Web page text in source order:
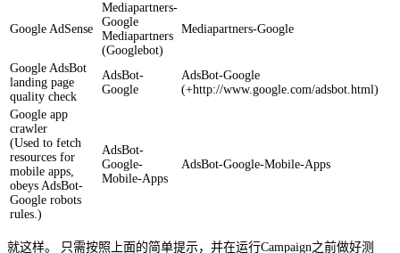
Google AdSense
Mediapartners-
Google
Mediapartners
(Googlebot)
Mediapartners-Google
Google AdsBot
landing page
quality check
AdsBot-
Google
AdsBot-Google
(+http://www.google.com/adsbot.html)
Google app
crawler
(Used to fetch
resources for
mobile apps,
obeys AdsBot-
Google robots
rules.)
AdsBot-
Google-
Mobile-Apps
AdsBot-Google-Mobile-Apps
就这样。 只需按照上面的简单提示，并在运行Campaign之前做好测